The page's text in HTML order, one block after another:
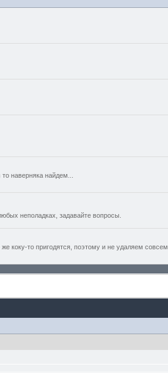
наверняка найдем...
неполадках, задавайте вопросы.
коку-то пригодятся, поэтому и не удаляем совсем.